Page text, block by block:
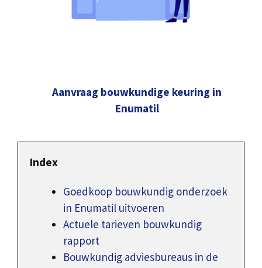
Aanvraag bouwkundige keuring in
Enumatil
Index
Goedkoop bouwkundig onderzoek
in Enumatil uitvoeren
Actuele tarieven bouwkundig
rapport
Bouwkundig adviesbureaus in de